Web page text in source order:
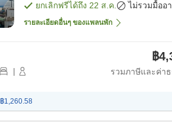
ยกเลิกฟรีได้ถึง 22 ส.ค. ไม่รวมมื้ออ
รายละเอียดอื่นๆ ของแพลนพัก
|
฿
รวมภาษีและค่า
฿1,260.58